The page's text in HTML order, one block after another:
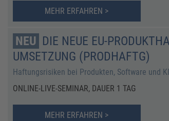
MEHR ERFAHREN >
NEU DIE NEUE EU-
UMSETZUNG (PRODHAFTG)
Haftungsrisiken bei Produkten, Software und
ONLINE-LIVE-SEMINAR, DAUER 1 TAG
MEHR ERFAHREN >